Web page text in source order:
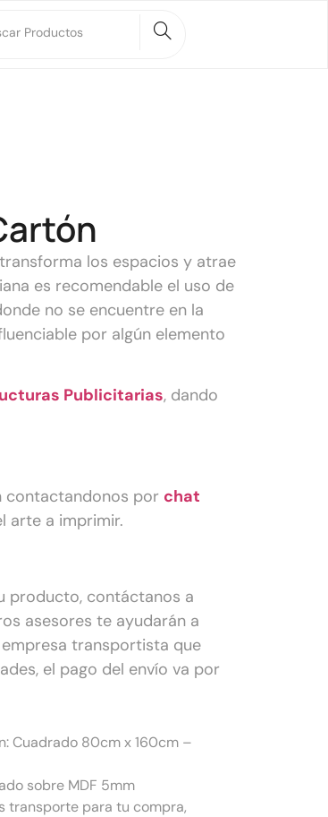
transforma los espacios y atrae
es recomendable el uso de
no se encuentre en la
por algún elemento
Publicitarias, dando
contactandonos por chat
arte a imprimir.
producto, contáctanos a
asesores te ayudarán a
transportista que
el pago del envío va por
Cuadrado 80cm x 160cm –
sobre MDF 5mm
transporte para tu compra,